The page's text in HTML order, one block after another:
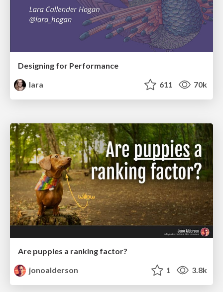
Designing for Performance
lara
611 70k
Are puppies a ranking factor?
jonoalderson
1 3.8k